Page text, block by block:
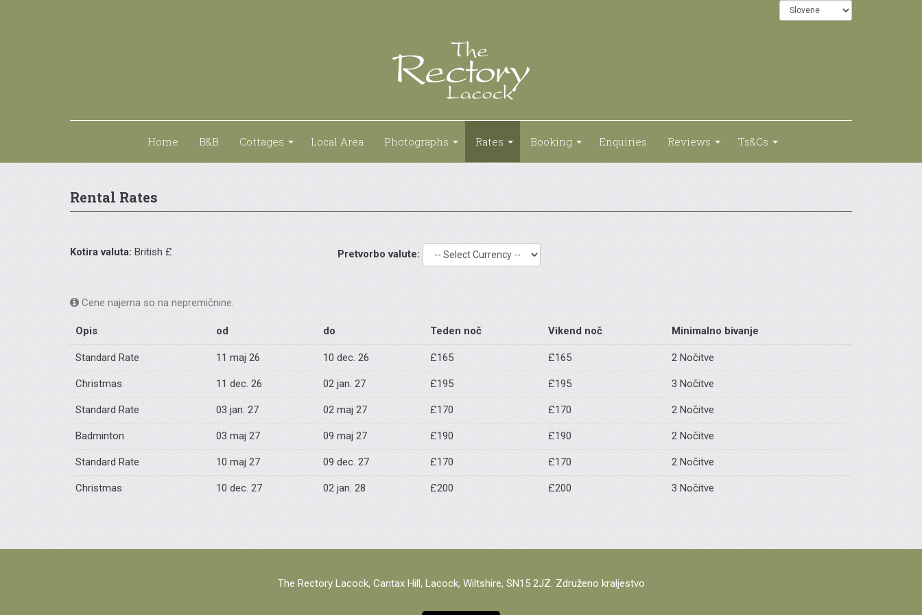
Home B&B Cottages Local Area Photographs Rates Booking Enquiries Reviews Ts&Cs
Rental Rates
Kotira valuta: British £ Pretvorbo valute:
Cene najema so na nepremičnine.
Opis od do Teden noč Vikend noč Minimalno bivanje
Standard Rate 11 maj 26 10 dec. 26 £165 £165 2 Nočitve
Christmas 11 dec. 26 02 jan. 27 £195 £195 3 Nočitve
Standard Rate 03 jan. 27 02 maj 27 £170 £170 2 Nočitve
Badminton 03 maj 27 09 maj 27 £190 £190 2 Nočitve
Standard Rate 10 maj 27 09 dec. 27 £170 £170 2 Nočitve
Christmas 10 dec. 27 02 jan. 28 £200 £200 3 Nočitve
The Rectory Lacock, Cantax Hill, Lacock, Wiltshire, SN15 2JZ. Združeno kraljestvo